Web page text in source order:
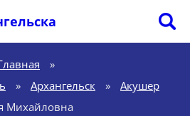
»
» Архангельск »
Акушер
Михайловна